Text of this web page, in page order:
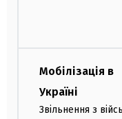
Мобілізація в
Україні
Звільнення з